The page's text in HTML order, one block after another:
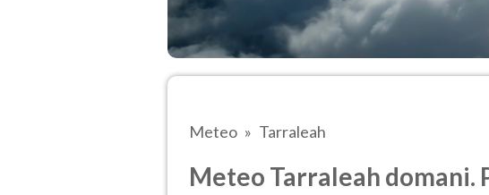
Meteo Tarraleah
Meteo Tarraleah domani.